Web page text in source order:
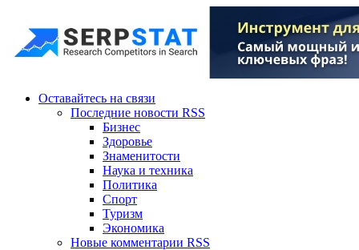
Оставайтесь на связи
Последние новости RSS
Бизнес
Здоровье
Знаменитости
Наука и техника
Политика
Спорт
Туризм
Экономика
Новые комментарии RSS